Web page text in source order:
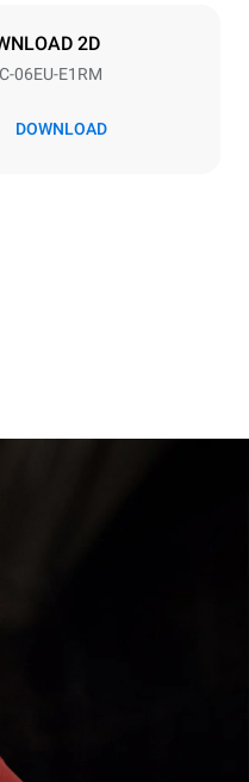
2D
06EU-E1RM
DOWNLOAD